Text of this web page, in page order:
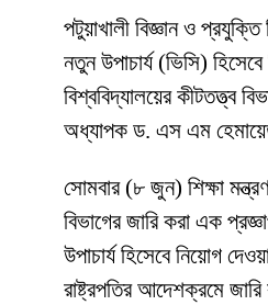
পটুয়াখালী বিজ্ঞান ও প্রযুক্তি
নতুন উপাচার্য (ভিসি)
বিশ্ববিদ্যালয়ের কীটতত্ত্ব
অধ্যাপক ড. এস এম
সোমবার (৮ জুন) শিক্ষা
বিভাগের জারি করা এক
উপাচার্য হিসেবে নিয়োগ
রাষ্ট্রপতির আদেশক্রমে